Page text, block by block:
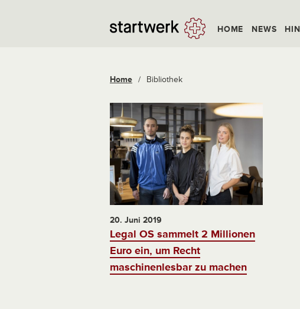
HOME NEWS
Home / Bibliothek
20. Juni 2019
Legal OS sammelt 2 Millionen
Euro ein, um Recht
maschinenlesbar zu machen